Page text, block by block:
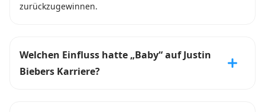
zurückzugewinnen.
Welchen Einfluss hatte „Baby“ auf Justin
Biebers Karriere?